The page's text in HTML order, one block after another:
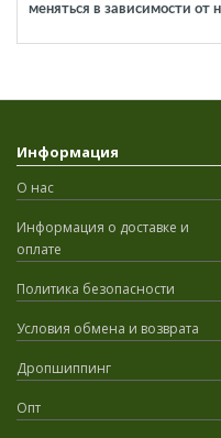
меняться в зависимости от
Информация
О нас
Информация о доставке и
оплате
Политика безопасности
Условия обмена и возврата
Дропшиппинг
Опт